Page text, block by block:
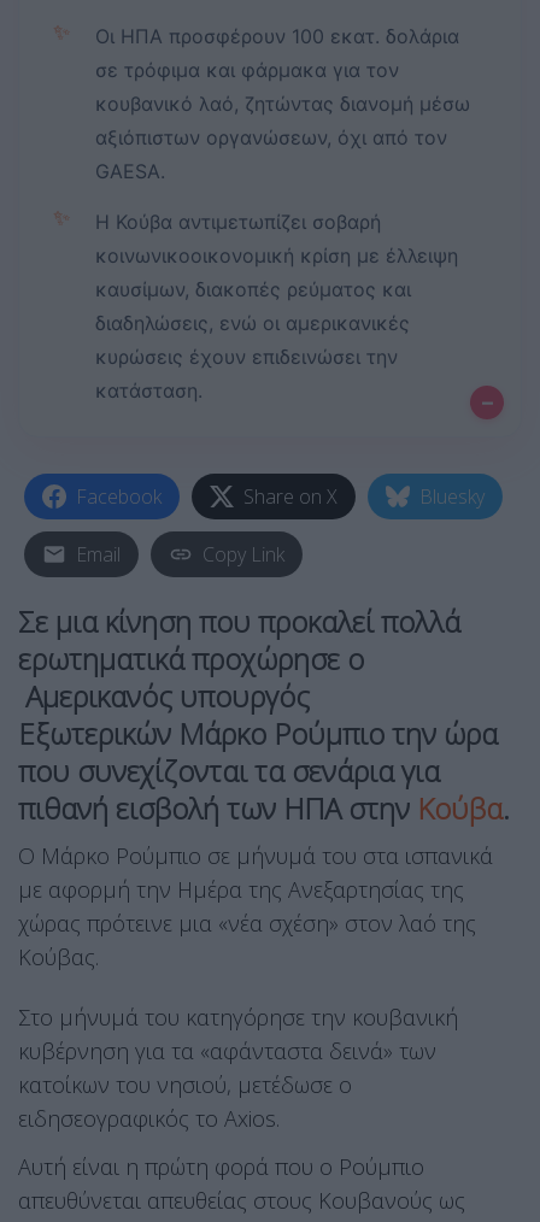
✨
Οι ΗΠΑ προσφέρουν 100 εκατ. δολάρια
σε τρόφιμα και φάρμακα για τον
κουβανικό λαό, ζητώντας διανομή μέσω
αξιόπιστων οργανώσεων, όχι από τον
GAESA.
✨
Η Κούβα αντιμετωπίζει σοβαρή
κοινωνικοοικονομική κρίση με έλλειψη
καυσίμων, διακοπές ρεύματος και
διαδηλώσεις, ενώ οι αμερικανικές
κυρώσεις έχουν επιδεινώσει την
κατάσταση.
–
Facebook Share on X Bluesky
Email Copy Link
Σε μια κίνηση που προκαλεί πολλά
ερωτηματικά προχώρησε ο
Αμερικανός υπουργός
Εξωτερικών Μάρκο Ρούμπιο την ώρα
που συνεχίζονται τα σενάρια για
πιθανή εισβολή των ΗΠΑ στην Κούβα.
Ο Μάρκο Ρούμπιο σε μήνυμά του στα ισπανικά
με αφορμή την Ημέρα της Ανεξαρτησίας της
χώρας πρότεινε μια «νέα σχέση» στον λαό της
Κούβας.
Στο μήνυμά του κατηγόρησε την κουβανική
κυβέρνηση για τα «αφάνταστα δεινά» των
κατοίκων του νησιού, μετέδωσε ο
ειδησεογραφικός το Axios.
Αυτή είναι η πρώτη φορά που ο Ρούμπιο
απευθύνεται απευθείας στους Κουβανούς ως